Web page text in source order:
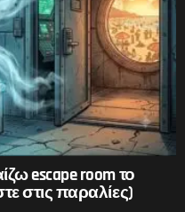
escape room το
στις παραλίες)